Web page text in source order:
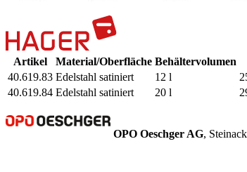
Artikel Material/Oberfläche Behältervolumen
40.619.83 Edelstahl satiniert 12 l
40.619.84 Edelstahl satiniert 20 l
OPO Oeschger AG,